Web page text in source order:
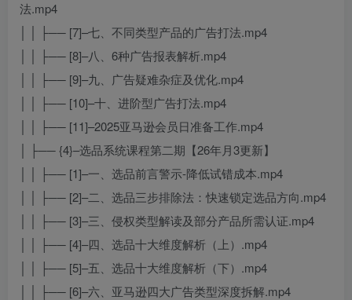
法.mp4
│ │ ├── [7]–七、不同类型产品的广告打法.mp4
│ │ ├── [8]–八、6种广告报表解析.mp4
│ │ ├── [9]–九、广告疑难杂症及优化.mp4
│ │ ├── [10]–十、进阶型广告打法.mp4
│ │ ├── [11]–2025亚马逊会员日准备工作.mp4
│ ├── {4}–选品系统课程第二期【26年月3更新】
│ │ ├── [1]–一、选品前言警示-降低试错成本.mp4
│ │ ├── [2]–二、选品三步排除法：快速锁定选品方向.mp4
│ │ ├── [3]–三、侵权类型解读及部分产品所需认证.mp4
│ │ ├── [4]–四、选品十大维度解析（上）.mp4
│ │ ├── [5]–五、选品十大维度解析（下）.mp4
│ │ ├── [6]–六、亚马逊四大广告类型深度拆解.mp4